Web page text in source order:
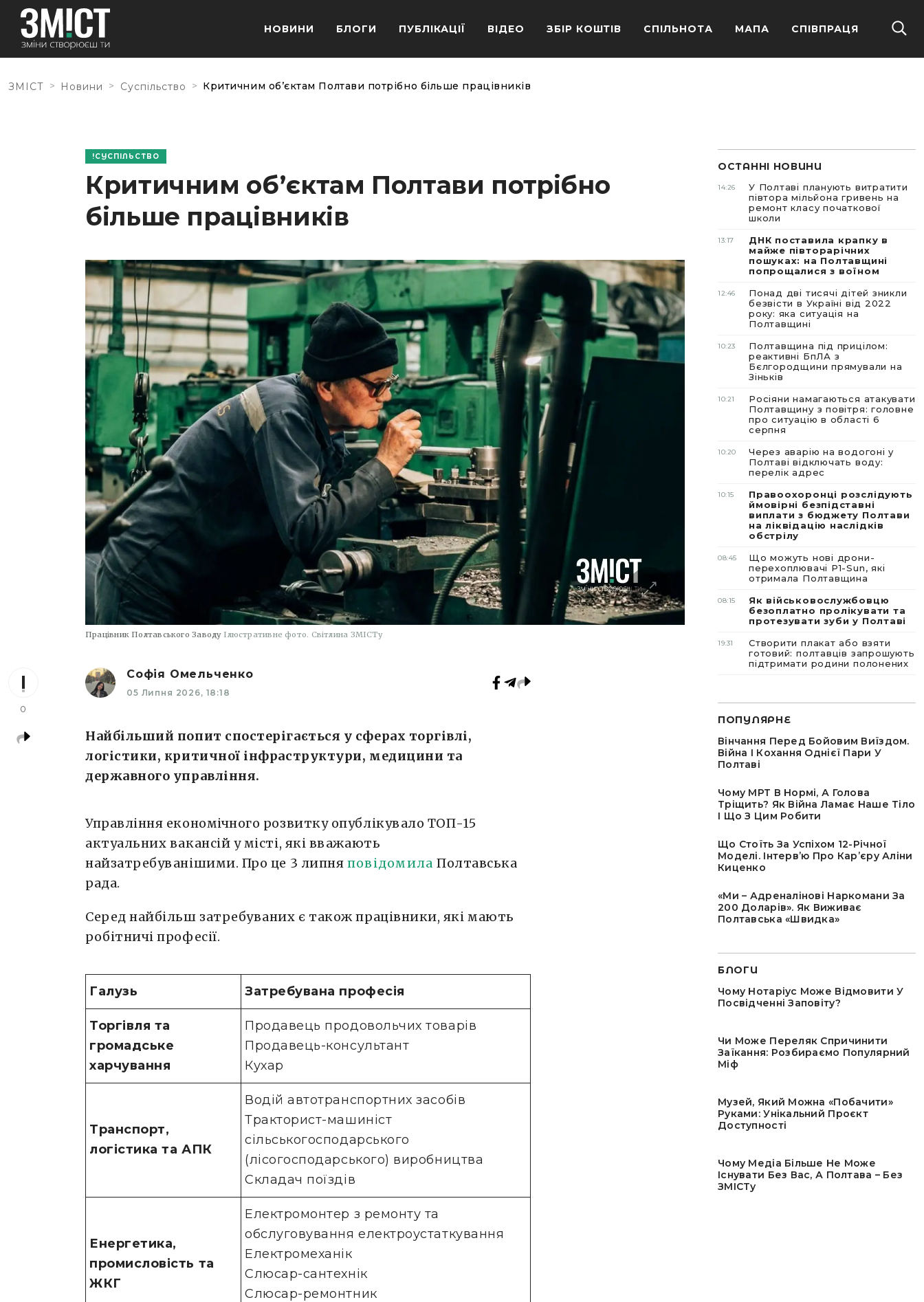
НОВИНИ БЛОГИ ПУБЛІКАЦІЇ ВІДЕО ЗБІР КОШТІВ СПІЛЬНОТА МАПА СПІВПРАЦЯ
ЗМІСТ > Новини > Суспільство > Критичним обʼєктам Полтави потрібно більше працівників
СУСПІЛЬСТВО
Критичним обʼєктам Полтави потрібно
більше працівників
Працівник Полтавського Заводу Ілюстративне фото. Світлина ЗМІСТу
0
Софія Омельченко
05 Липня 2026, 18:18
Найбільший попит спостерігається у сферах торгівлі,
логістики, критичної інфраструктури, медицини та
державного управління.
Управління економічного розвитку опублікувало ТОП-15
актуальних вакансій у місті, які вважають
найзатребуванішими. Про це 3 липня повідомила Полтавська
рада.
Серед найбільш затребуваних є також працівники, які мають
робітничі професії.
Галузь Затребувана професія
Торгівля та
громадське
харчування
Продавець продовольчих товарів
Продавець-консультант
Кухар
Транспорт,
логістика та АПК
Водій автотранспортних засобів
Тракторист-машиніст
сільськогосподарського
(лісогосподарського) виробництва
Складач поїздів
Енергетика,
промисловість та
ЖКГ
Електромонтер з ремонту та
обслуговування електроустаткування
Електромеханік
Слюсар-сантехнік
Слюсар-ремонтник
ОСТАННІ НОВИНИ
14:26
У Полтаві планують витратити
півтора мільйона гривень на
ремонт класу початкової
школи
13:17
ДНК поставила крапку в
майже півторарічних
пошуках: на Полтавщині
попрощалися з воїном
12:46
Понад дві тисячі дітей зникли
безвісти в Україні від 2022
року: яка ситуація на
Полтавщині
10:23
Полтавщина під прицілом:
реактивні БпЛА з
Бєлгородщини прямували на
Зіньків
10:21
Росіяни намагаються атакувати
Полтавщину з повітря: головне
про ситуацію в області 6
серпня
10:20
Через аварію на водогоні у
Полтаві відключать воду:
перелік адрес
10:15
Правоохоронці розслідують
ймовірні безпідставні
виплати з бюджету Полтави
на ліквідацію наслідків
обстрілу
08:45
Що можуть нові дрони-
перехоплювачі P1-Sun, які
отримала Полтавщина
08:15
Як військовослужбовцю
безоплатно пролікувати та
протезувати зуби у Полтаві
19:31
Створити плакат або взяти
готовий: полтавців запрошують
підтримати родини полонених
ПОПУЛЯРНЕ
Вінчання Перед Бойовим Виїздом.
Війна І Кохання Однієї Пари У
Полтаві
Чому МРТ В Нормі, А Голова
Тріщить? Як Війна Ламає Наше Тіло
І Що З Цим Робити
Що Стоїть За Успіхом 12-Річної
Моделі. Інтервʼю Про Карʼєру Аліни
Киценко
«Ми – Адреналінові Наркомани За
200 Доларів». Як Виживає
Полтавська «швидка»
БЛОГИ
Чому Нотаріус Може Відмовити У
Посвідченні Заповіту?
Чи Може Переляк Спричинити
Заїкання: Розбираємо Популярний
Міф
Музей, Який Можна «побачити»
Руками: Унікальний Проєкт
Доступності
Чому Медіа Більше Не Може
Існувати Без Вас, А Полтава – Без
ЗМІСТу